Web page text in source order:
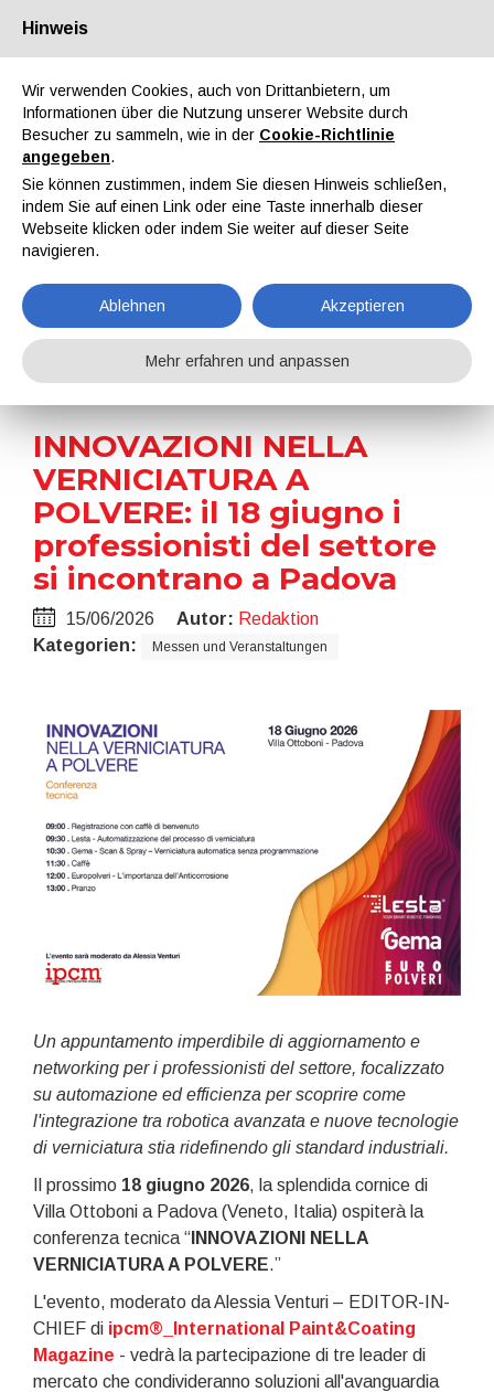
Über uns Partner Kontakt Reservierter Bereich
EN IT DE ES
Nachrichten
Home Nachrichten INNOVAZIONI NELLA VERNICIATURA A POLVERE: il 18 giugno i professionisti del settore si incontrano a Padova
INNOVAZIONI NELLA
VERNICIATURA A
POLVERE: il 18 giugno i
professionisti del settore
si incontrano a Padova
15/06/2026 Autor: Redaktion
Kategorien:
Messen und Veranstaltungen
Un appuntamento imperdibile di aggiornamento e
networking per i professionisti del settore, focalizzato
su automazione ed efficienza per scoprire come
l'integrazione tra robotica avanzata e nuove tecnologie
di verniciatura stia ridefinendo gli standard industriali.
Il prossimo 18 giugno 2026, la splendida cornice di
Villa Ottoboni a Padova (Veneto, Italia) ospiterà la
conferenza tecnica “ INNOVAZIONI NELLA
VERNICIATURA A POLVERE.”
L'evento, moderato da Alessia Venturi – EDITOR-IN-
CHIEF di ipcm®_International Paint&Coating
Magazine - vedrà la partecipazione di tre leader di
mercato che condivideranno soluzioni all'avanguardia
Hinweis
Wir verwenden Cookies, auch von Drittanbietern, um
Informationen über die Nutzung unserer Website durch
Besucher zu sammeln, wie in der Cookie-Richtlinie
angegeben.
Sie können zustimmen, indem Sie diesen Hinweis schließen,
indem Sie auf einen Link oder eine Taste innerhalb dieser
Webseite klicken oder indem Sie weiter auf dieser Seite
navigieren.
Ablehnen Akzeptieren
Mehr erfahren und anpassen